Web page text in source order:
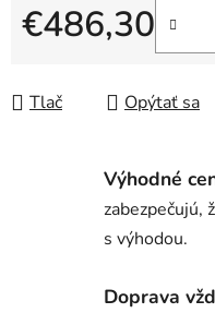
€486,30
Tlač Opýtať sa
Výhodné
zabezpečujú,
s výhodou.
Doprava